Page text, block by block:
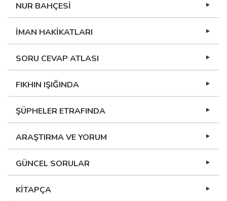
NUR BAHÇESİ
İMAN HAKİKATLARI
SORU CEVAP ATLASI
FIKHIN IŞIĞINDA
ŞÜPHELER ETRAFINDA
ARAŞTIRMA VE YORUM
GÜNCEL SORULAR
KİTAPÇA